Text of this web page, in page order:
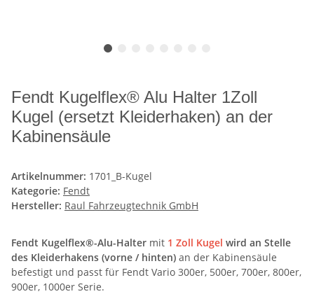
Fendt Kugelflex® Alu Halter 1Zoll
Kugel (ersetzt Kleiderhaken) an der
Kabinensäule
Artikelnummer: 1701_B-Kugel
Kategorie: Fendt
Hersteller: Raul Fahrzeugtechnik GmbH
Fendt Kugelflex®-Alu-Halter mit 1 Zoll Kugel wird an Stelle
des Kleiderhakens (vorne / hinten) an der Kabinensäule
befestigt und passt für Fendt Vario 300er, 500er, 700er, 800er,
900er, 1000er Serie.